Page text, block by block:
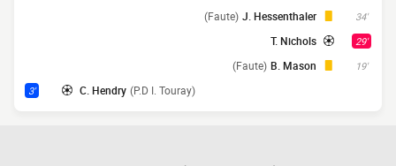
34'
J. Hessenthaler
(Faute)
29'
T. Nichols
19'
B. Mason
(Faute)
3' C. Hendry (P.D I. Touray)